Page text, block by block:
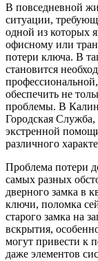
В повседневной
ситуации,
одной из которых
офисному или
потери ключа. В
становится
обеспечить не
проблемы. В
Городская
экстренной
различного
Проблема потери
самых разных
дверного замка в
ключи, поломка
старого замка на
вскрытия,
могут привести к
даже элементов